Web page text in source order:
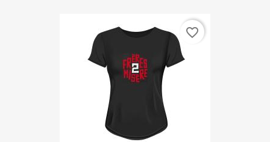
favorite_border